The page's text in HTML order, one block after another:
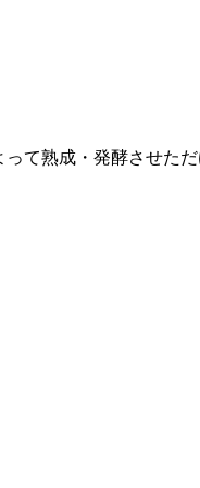
て熟成・発酵させた